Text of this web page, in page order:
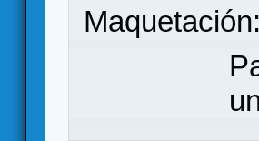
Maquetación: